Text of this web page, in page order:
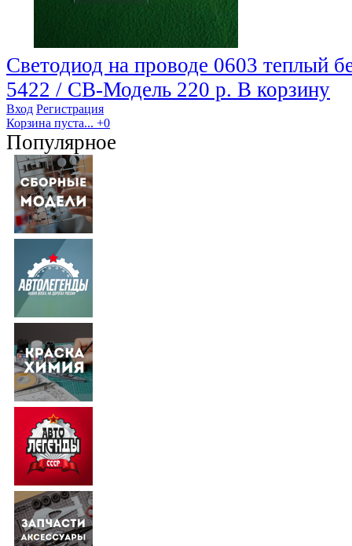
Светодиод на проводе 0603 теплый
5422 / СВ-Модель 220 р. В корзину
Вход Регистрация
Корзина пуста... +0
Популярное